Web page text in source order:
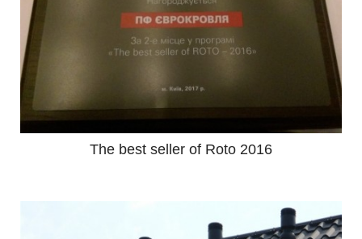
The best seller of Roto 2016